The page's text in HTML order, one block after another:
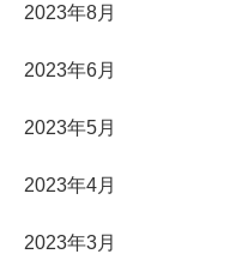
2023年8月
2023年6月
2023年5月
2023年4月
2023年3月